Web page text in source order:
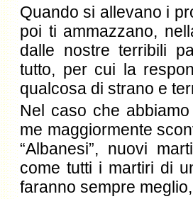
Quando si allevano i
poi ti ammazzano,
dalle nostre terribili
tutto, per cui la
qualcosa di strano e
Nel caso che
me maggiormente
“Albanesi”, nuovi
come tutti i martiri di
faranno sempre